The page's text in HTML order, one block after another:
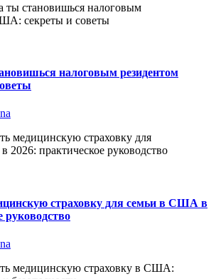
налоговым резидентом
страховку для семьи в США в
руководство